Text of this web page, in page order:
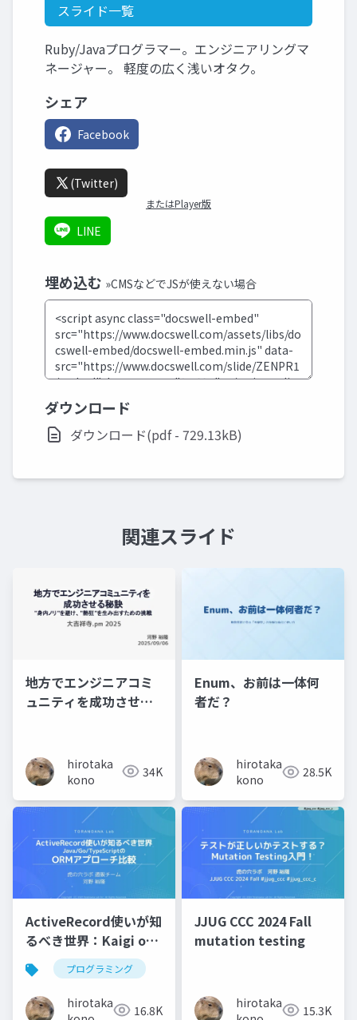
スライド一覧
Ruby/Javaプログラマー。エンジニアリングマ
ネージャー。 軽度の広く浅いオタク。
シェア
Facebook
(Twitter)
またはPlayer版
LINE
埋め込む »CMSなどでJSが使えない場合
ダウンロード
ダウンロード(pdf - 729.13kB)
関連スライド
地方でエンジニアコミ
ュニティを成功させる
hirotaka
kono
34K
Enum、お前は一体何
者だ？
hirotaka
kono
28.5K
ActiveRecord使いが知
るべき世界：Kaigi on
Rails 2025プログラミング
hirotaka
16.8K
JJUG CCC 2024 Fall
mutation testing
hirotaka
15.3K